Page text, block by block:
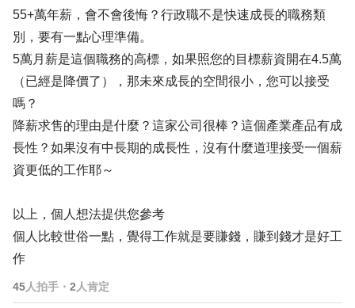
55+萬年薪，會不會後悔？行政職不是快速成長的職務類
別，要有一點心理準備。
5萬月薪是這個職務的高標，如果照您的目標薪資開在4.5萬
（已經是降價了），那未來成長的空間很小，您可以接受
嗎？
降薪求售的理由是什麼？這家公司很棒？這個產業產品有成
長性？如果沒有中長期的成長性，沒有什麼道理接受一個薪
資更低的工作耶～
以上，個人想法提供您參考
個人比較世俗一點，覺得工作就是要賺錢，賺到錢才是好工
作
45人拍手 ・ 2 人肯定